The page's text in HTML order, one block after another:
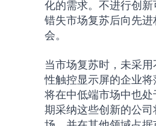
化的需求。不进行创
错失市场复苏后向先
会。
当市场复苏时，未采
性触控显示屏的企业
将在中低端市场中也
期采纳这些创新的公